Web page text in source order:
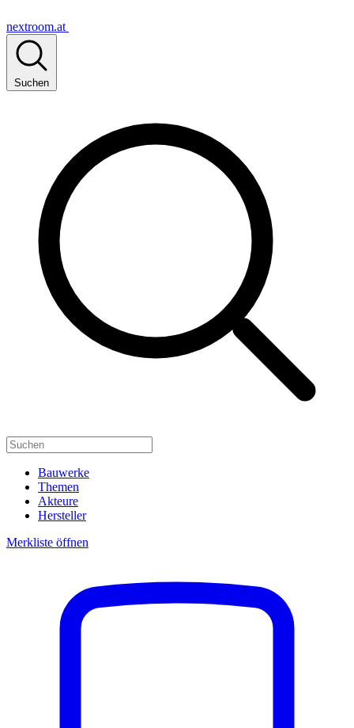
nextroom.at
Suchen
Bauwerke
Themen
Akteure
Hersteller
Merkliste öffnen